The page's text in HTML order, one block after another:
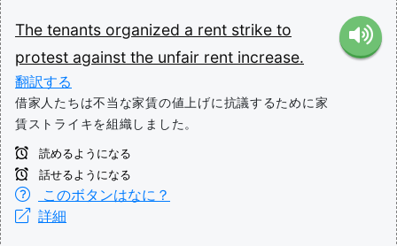
The tenants organized a rent strike to
protest against the unfair rent increase.
翻訳する
借家人たちは不当な家賃の値上げに抗議するために家
賃ストライキを組織しました。
読めるようになる
話せるようになる
このボタンはなに？
詳細